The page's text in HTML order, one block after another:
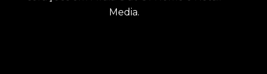
Media.